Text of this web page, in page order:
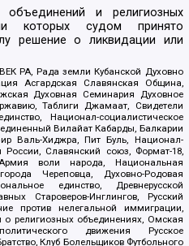
и религиозных
которых судом принято
решение о ликвидации или
РА, Рада земли Кубанской Духовно
Асгардская Славянская Община,
Духовная Семинария Духовное
Таблиги Джамаат, Свидетели
Национал-социалистическое
Вилайат Кабарды, Балкарии
Валь-Хиджра, Пит Буль, Национал-
России, Славянский союз, Формат-18,
воли народа, Национальная
Череповца, Духовно-Родовая
единство, Древнерусской
Староверов-Инглингов, Русский
против нелегальной иммиграции,
о религиозных объединениях, Омская
движения Русское
Клуб Болельщиков Футбольного